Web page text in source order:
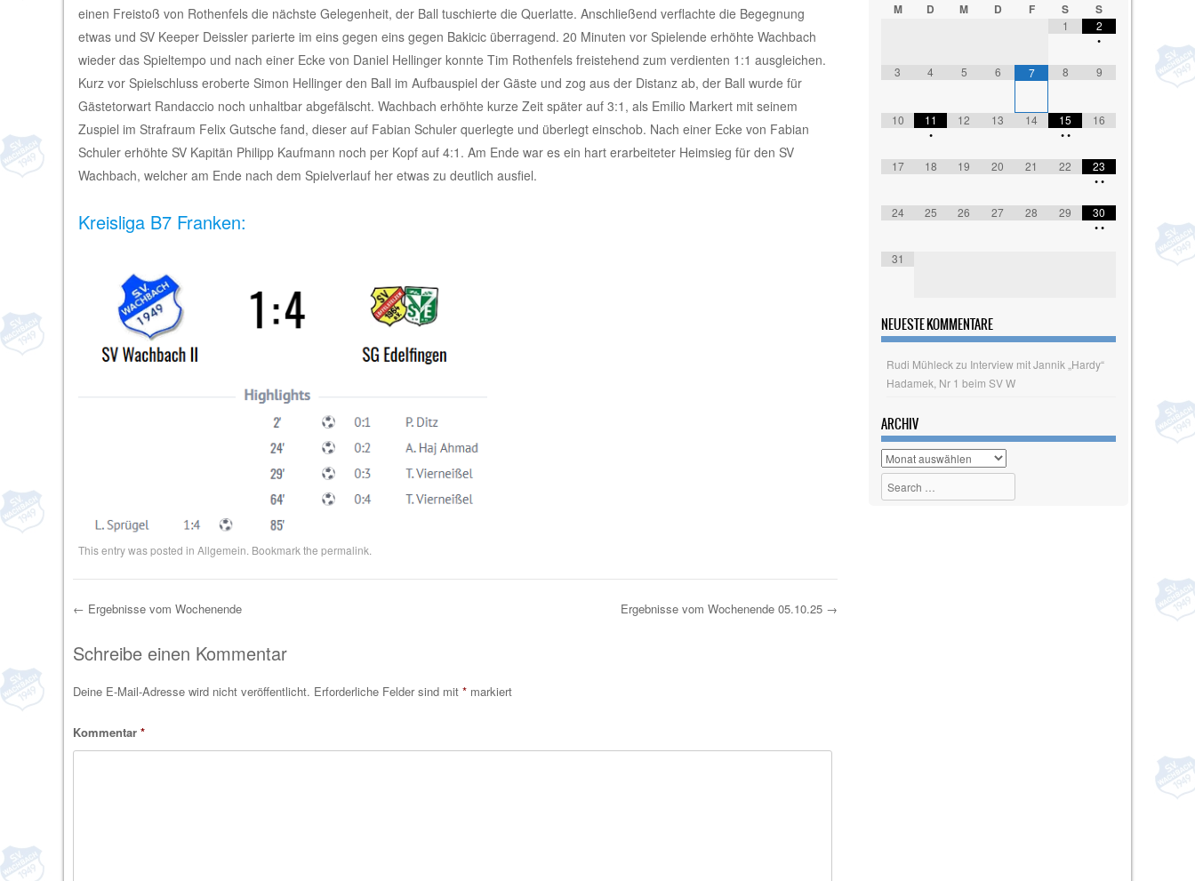
einen Freistoß von Rothenfels die nächste Gelegenheit, der Ball tuschierte die Querlatte. Anschließend verflachte die Begegnung
etwas und SV Keeper Deissler parierte im eins gegen eins gegen Bakicic überragend. 20 Minuten vor Spielende erhöhte Wachbach
wieder das Spieltempo und nach einer Ecke von Daniel Hellinger konnte Tim Rothenfels freistehend zum verdienten 1:1 ausgleichen.
Kurz vor Spielschluss eroberte Simon Hellinger den Ball im Aufbauspiel der Gäste und zog aus der Distanz ab, der Ball wurde für
Gästetorwart Randaccio noch unhaltbar abgefälscht. Wachbach erhöhte kurze Zeit später auf 3:1, als Emilio Markert mit seinem
Zuspiel im Strafraum Felix Gutsche fand, dieser auf Fabian Schuler querlegte und überlegt einschob. Nach einer Ecke von Fabian
Schuler erhöhte SV Kapitän Philipp Kaufmann noch per Kopf auf 4:1. Am Ende war es ein hart erarbeiteter Heimsieg für den SV
Wachbach, welcher am Ende nach dem Spielverlauf her etwas zu deutlich ausfiel.
Kreisliga B7 Franken:
This entry was posted in Allgemein . Bookmark the permalink
Post navigation
← Ergebnisse vom Wochenende Ergebnisse vom Wochenende 05.10.25 →
Schreibe einen Kommentar
Deine E-Mail-Adresse wird nicht veröffentlicht. Erforderliche Felder sind mit *markiert
Kommentar *
M D M D F S S
1 2
•
3 4 5 6 7 8 9
10 11
•
12 13 14 15
••
16
17 18 19 20 21 22 23
••
24 25 26 27 28 29 30
••
31
NEUESTE KOMMENTARE
Rudi Mühleck zu Interview mit Jannik „Hardy“
Hadamek, Nr 1 beim SV W
ARCHIV
Archiv
Search